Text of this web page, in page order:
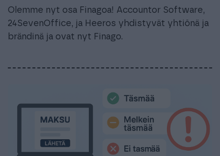
Olemme nyt osa Finagoa! Accountor Software,
24SevenOffice, ja Heeros yhdistyvät yhtiönä ja
brändinä ja ovat nyt Finago.